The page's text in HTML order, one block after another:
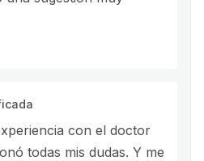
con el doctor
todas mis dudas. Y me